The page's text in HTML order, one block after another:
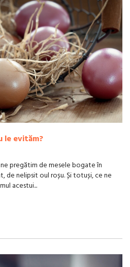
le evităm?
pregătim de mesele bogate în
de nelipsit oul roșu. Și totuși, ce ne
acestui...